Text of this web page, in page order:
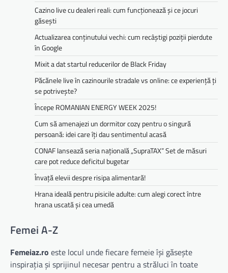
Cazino live cu dealeri reali: cum funcționează și ce jocuri
găsești
Actualizarea conținutului vechi: cum recâștigi poziții pierdute
în Google
Mixit a dat startul reducerilor de Black Friday
Păcănele live în cazinourile stradale vs online: ce experiență ți
se potrivește?
Începe ROMANIAN ENERGY WEEK 2025!
Cum să amenajezi un dormitor cozy pentru o singură
persoană: idei care îți dau sentimentul acasă
CONAF lansează seria națională „SupraTAX” Set de măsuri
care pot reduce deficitul bugetar
Învață elevii despre risipa alimentară!
Hrana ideală pentru pisicile adulte: cum alegi corect între
hrana uscată și cea umedă
Femei A-Z
Femeiaz.ro este locul unde fiecare femeie își găsește
inspirația și sprijinul necesar pentru a străluci în toate